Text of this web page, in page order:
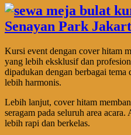
Kursi event dengan cover hitam
yang lebih eksklusif dan
dipadukan dengan berbagai
lebih harmonis.
Lebih lanjut, cover hitam
seragam pada seluruh area
lebih rapi dan berkelas.